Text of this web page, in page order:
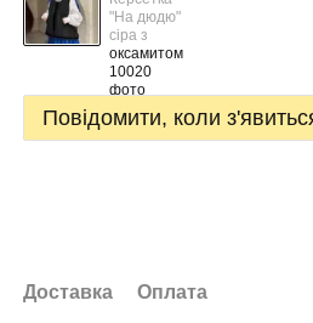
Повідомити, коли
Доставка Оплата